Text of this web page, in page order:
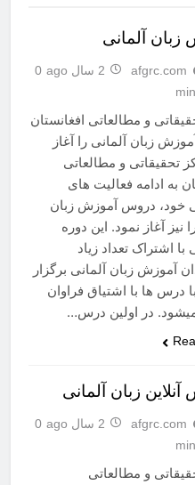
زبان آلمانی
afgrc.com 2 سال ago
0
و مطالعاتی افغانستان
زبان آلمانی را آغاز
تحقیقاتی و مطالعاتی
به ادامه فعالیت های
خود، دروس آموزش زبان
نیز آغاز نمود. این دوره
اشتراک تعداد زیاد
آموزش زبان آلمانی برگزار
درس ها با اشتیاق فراوان
در اولین درس…
زبان آلمانی
afgrc.com 2 سال ago
0
و مطالعاتی